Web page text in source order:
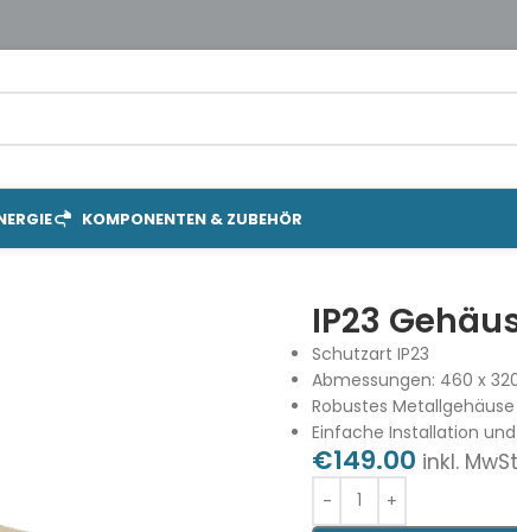
KOMPONENTEN & ZUBEHÖR
IP23
Schutzart IP23
Abmessungen: 460 x
Robustes
Einfache Installation
€149.00 inkl.